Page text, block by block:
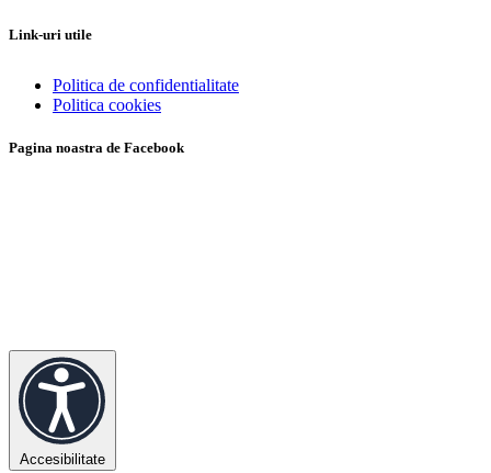
Link-uri utile
Politica de confidentialitate
Politica cookies
Pagina noastra de Facebook
Accesibilitate